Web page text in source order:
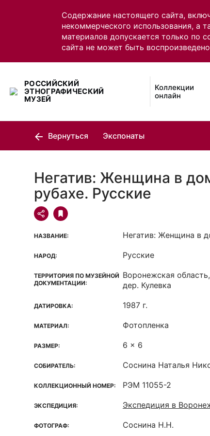
Содержание настоящего сайта,
некоммерческого использования, а
материалов допускается только по
сайта не может быть
РОССИЙСКИЙ
ЭТНОГРАФИЧЕСКИЙ
МУЗЕЙ
Коллекции
онлайн
Вернуться Экспонаты
Негатив: Женщина в
рубахе. Русские
НАЗВАНИЕ: Негатив: Женщина в
НАРОД: Русские
ТЕРРИТОРИЯ ПО МУЗЕЙНОЙ
ДОКУМЕНТАЦИИ:
Воронежская
дер. Кулевка
ДАТИРОВКА: 1987 г.
МАТЕРИАЛ: Фотопленка
РАЗМЕР: 6 x 6
СОБИРАТЕЛЬ: Соснина Наталья
КОЛЛЕКЦИОННЫЙ НОМЕР: РЭМ 11055-2
ЭКСПЕДИЦИЯ: Экспедиция в
ФОТОГРАФ: Соснина Н.Н.